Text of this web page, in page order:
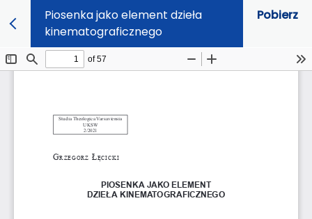
Piosenka jako element dzieła
kinematograficznego
Pobierz